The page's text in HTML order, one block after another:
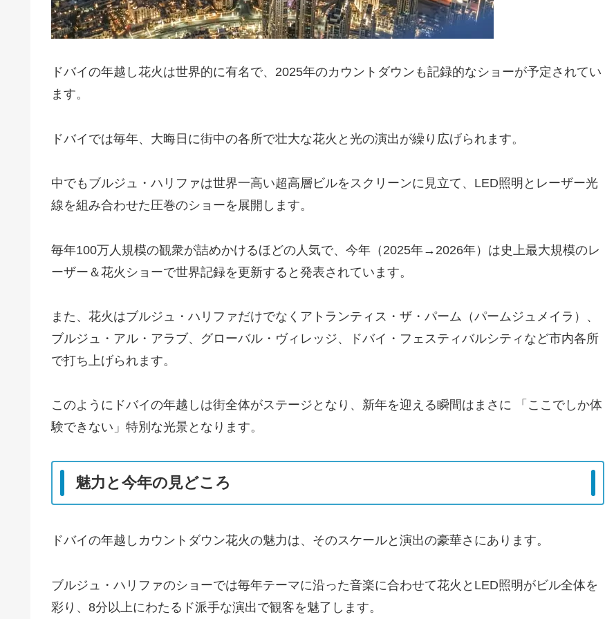
ドバイの年越し花火は世界的に有名で、2025年のカウントダウンも記録的なショーが予定されてい
ます。
ドバイでは毎年、大晦日に街中の各所で壮大な花火と光の演出が繰り広げられます。
中でもブルジュ・ハリファは世界一高い超高層ビルをスクリーンに見立て、LED照明とレーザー光
線を組み合わせた圧巻のショーを展開します。
毎年100万人規模の観衆が詰めかけるほどの人気で、今年（2025年→2026年）は史上最大規模のレ
ーザー＆花火ショーで世界記録を更新すると発表されています。
また、花火はブルジュ・ハリファだけでなくアトランティス・ザ・パーム（パームジュメイラ）、
ブルジュ・アル・アラブ、グローバル・ヴィレッジ、ドバイ・フェスティバルシティなど市内各所
で打ち上げられます。
このようにドバイの年越しは街全体がステージとなり、新年を迎える瞬間はまさに 「ここでしか体
験できない」特別な光景となります。
魅力と今年の見どころ
ドバイの年越しカウントダウン花火の魅力は、そのスケールと演出の豪華さにあります。
ブルジュ・ハリファのショーでは毎年テーマに沿った音楽に合わせて花火とLED照明がビル全体を
彩り、8分以上にわたるド派手な演出で観客を魅了します。